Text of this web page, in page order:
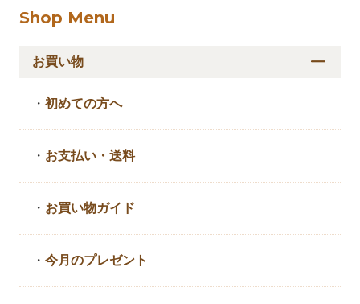
Shop Menu
お買い物
・初めての方へ
・ お支払い・送料
・ お買い物ガイド
・今月のプレゼント